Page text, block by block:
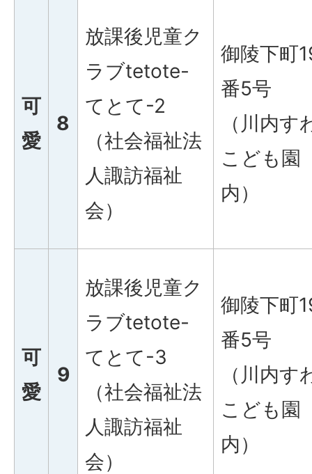
可
愛
8
放課後児童ク
ラブtetote-
てとて-2
（社会福祉法
人諏訪福祉
会）
御陵下町
番5号
（川内す
こども園
内）
可
愛
9
放課後児童ク
ラブtetote-
てとて-3
（社会福祉法
人諏訪福祉
会）
御陵下町
番5号
（川内す
こども園
内）